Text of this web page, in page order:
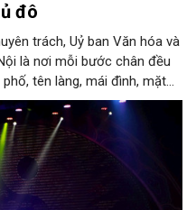
đô
trách, Uỷ ban Văn hóa và
là nơi mỗi bước chân đều
tên làng, mái đình, mặt
nghề thủ công đều có
văn hiến của dân tộc.
đặt ra không chỉ Hà Nội có
sĩ, trí thức, không gian ký
trị ấy trở thành nguồn lực
thành động lực sáng tạo,